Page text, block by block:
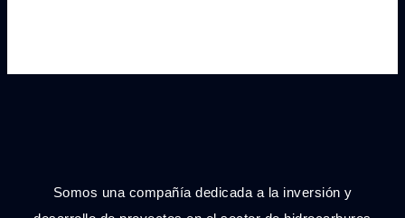
Somos una compañía dedicada a la inversión y